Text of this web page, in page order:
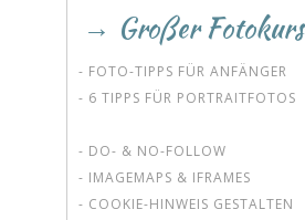
→ Großer Fotokurs
- FOTO-TIPPS FÜR ANFÄNGER
- 6 TIPPS FÜR PORTRAITFOTOS
- DO- & NO-FOLLOW
- IMAGEMAPS & IFRAMES
- COOKIE-HINWEIS GESTALTEN